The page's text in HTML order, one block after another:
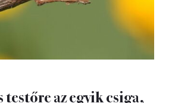
az egyik csiga,